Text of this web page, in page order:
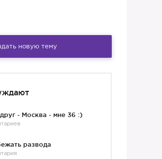
новую тему
- Москва - мне 36 :)
развода